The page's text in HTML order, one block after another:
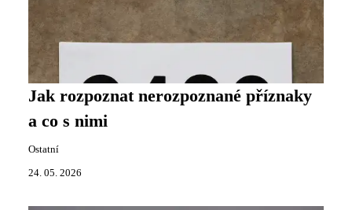
Jak rozpoznat nerozpoznané příznaky
a co s nimi
Ostatní
24. 05. 2026